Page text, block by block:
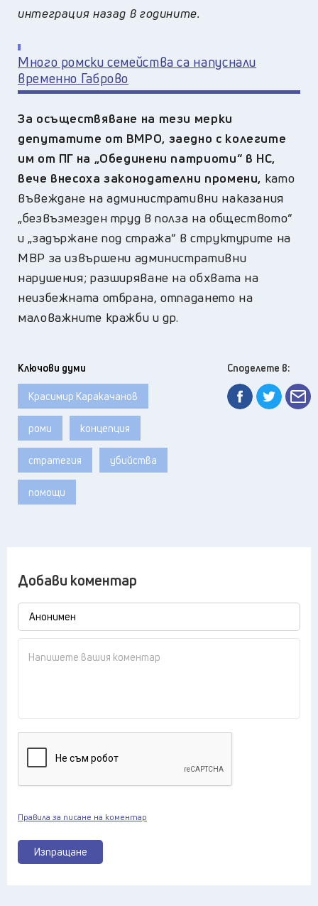
интеграция назад в годините.
Много ромски семейства са напуснали
временно Габрово
За осъществяване на тези мерки
депутатите от ВМРО, заедно с колегите
им от ПГ на „Обединени патриоти“ в НС,
вече внесоха законодателни промени, като
въвеждане на административни наказания
„безвъзмезден труд в полза на обществото“
и „задържане под стража“ в структурите на
МВР за извършени административни
нарушения; разширяване на обхвата на
неизбежната отбрана, отпадането на
маловажните кражби и др.
Ключови думи
Красимир Каракачанов
роми концепция
стратегия убийства
помощи
Споделете в:
Добави коментар
Изпращане
Правила за писане на коментар